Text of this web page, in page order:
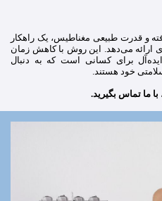
و قدرت طبیعی مغناطیس، یک راهکار
ارائه می‌دهد. این روش با کاهش زمان
برای کسانی است که به دنبال
خود هستند.
ما تماس بگیرید.